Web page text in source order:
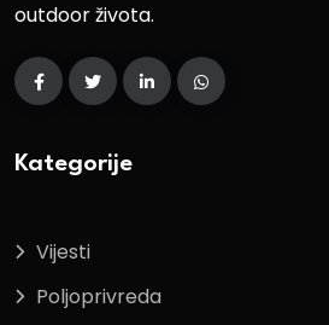
outdoor života.
Kategorije
Vijesti
Poljoprivreda